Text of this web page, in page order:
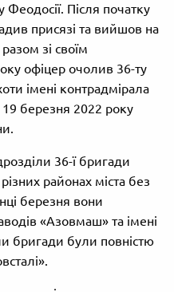
Феодосії. Після початку
присязі та вийшов на
зі своїм
офіцер очолив 36-ту
імені контрадмірала
березня 2022 року
36-ї бригади
районах міста без
березня вони
«Азовмаш» та імені
бригади були повністю